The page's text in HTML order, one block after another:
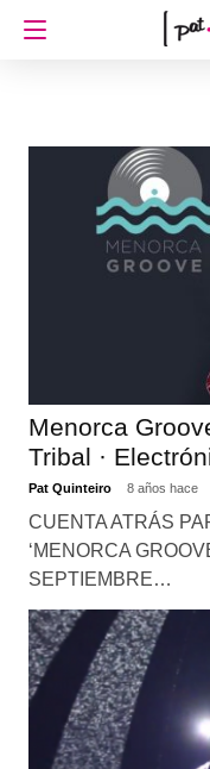
Menorca
Tribal ·
Pat Quinteiro 8 años hace
CUENTA ATRÁS
‘MENORCA
SEPTIEMBRE…